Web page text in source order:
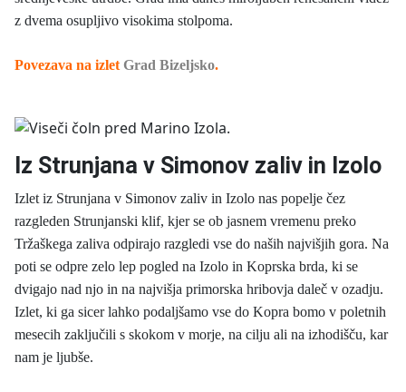
z dvema osupljivo visokima stolpoma.
Povezava na izlet Grad Bizeljsko.
Iz Strunjana v Simonov zaliv in Izolo
Izlet iz Strunjana v Simonov zaliv in Izolo nas popelje čez
razgleden Strunjanski klif, kjer se ob jasnem vremenu preko
Tržaškega zaliva odpirajo razgledi vse do naših najvišjih gora. Na
poti se odpre zelo lep pogled na Izolo in Koprska brda, ki se
dvigajo nad njo in na najvišja primorska hribovja daleč v ozadju.
Izlet, ki ga sicer lahko podaljšamo vse do Kopra bomo v poletnih
mesecih zaključili s skokom v morje, na cilju ali na izhodišču, kar
nam je ljubše.